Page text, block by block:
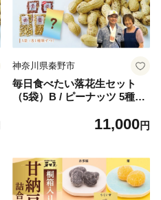
神奈川県秦野市
毎日食べたい落花生セット
（5袋）B / ピーナッツ 5種類
品 丹沢 おつまみ おやつ 秦野
ッツ ピーナッツ 味付けピー
ナッツ バターピーナッツ 食
品ギフト 手土産
11,000円